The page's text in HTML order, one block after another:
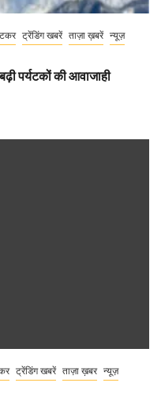
ट्रेंडिंग खबरें ताज़ा ख़बरें न्यूज़
पर्यटकों की आवाजाही
ट्रेंडिंग खबरें ताज़ा ख़बर न्यूज़